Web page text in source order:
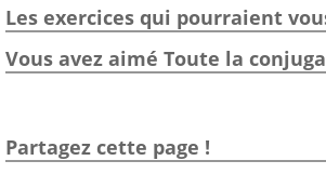
Les exercices qui pourraient
Vous avez aimé Toute la
Partagez cette page !